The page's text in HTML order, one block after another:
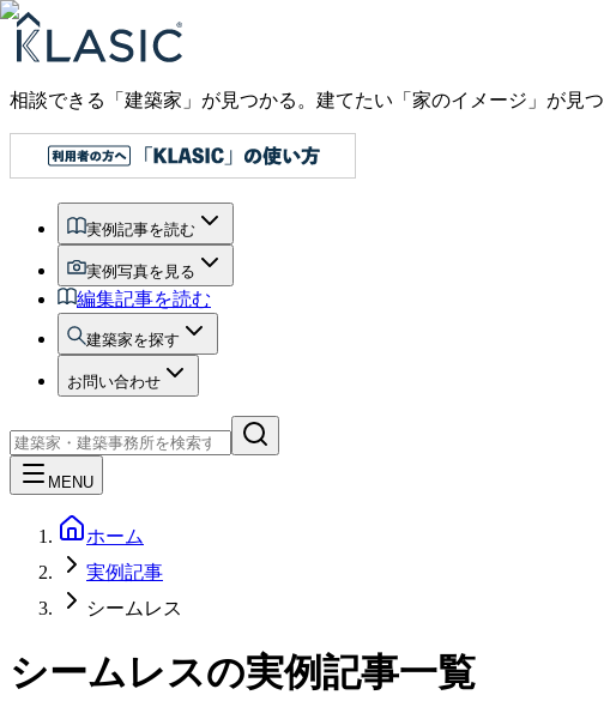
相談できる「建築家」が見つかる。建てたい「家のイメージ」が見つ
実例記事を読む
実例写真を見る
編集記事を読む
建築家を探す
お問い合わせ
MENU
ホーム
実例記事
シームレス
シームレスの実例記事一覧